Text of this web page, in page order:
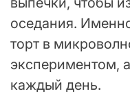
оседания.
торт в
экспериментом,
каждый день.